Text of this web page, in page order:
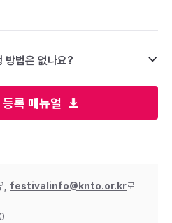
록 매뉴얼
방법은 없나요?
, festivalinfo@knto.or.kr로